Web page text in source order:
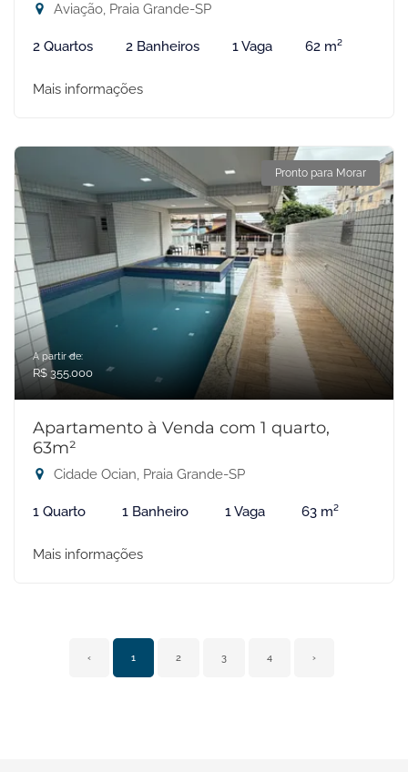
Aviação, Praia Grande-SP
2 Quartos 2 Banheiros 1 Vaga 62 m²
Mais informações
Pronto para Morar
A partir de:
R$ 355.000
Apartamento à Venda com 1 quarto,
63m²
Cidade Ocian, Praia Grande-SP
1 Quarto 1 Banheiro 1 Vaga 63 m²
Mais informações
‹ 1 2 3 4 ›